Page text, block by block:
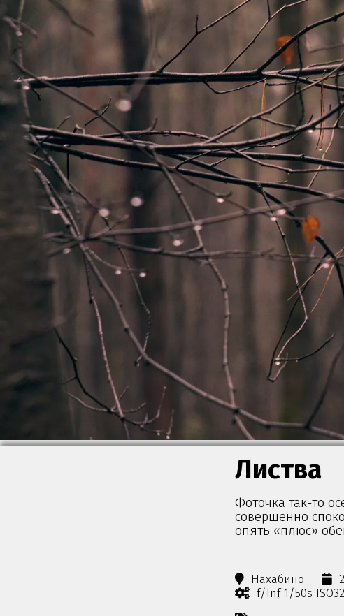
Листва
Фоточка так-то
совершенно
опять «плюс»
Нахабино
f/Inf 1/50s